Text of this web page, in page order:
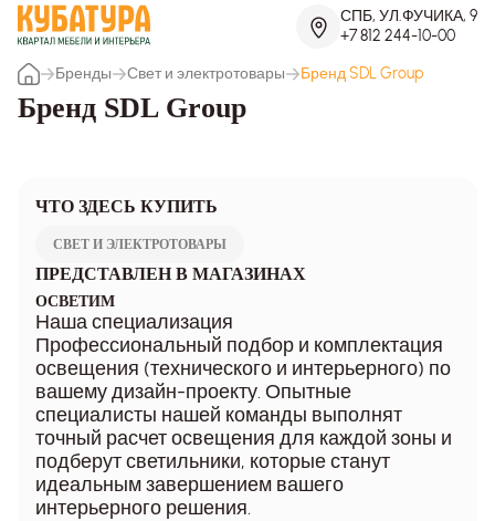
СПБ, УЛ.ФУЧИКА, 9
+7 812 244-10-00
Бренды
Свет и электротовары Бренд SDL Group
Бренд SDL Group
ЧТО ЗДЕСЬ КУПИТЬ
СВЕТ И ЭЛЕКТРОТОВАРЫ
ПРЕДСТАВЛЕН В МАГАЗИНАХ
ОСВЕТИМ
Наша специализация
Профессиональный подбор и комплектация
освещения (технического и интерьерного) по
вашему дизайн-проекту. Опытные
специалисты нашей команды выполнят
точный расчет освещения для каждой зоны и
подберут светильники, которые станут
идеальным завершением вашего
интерьерного решения.